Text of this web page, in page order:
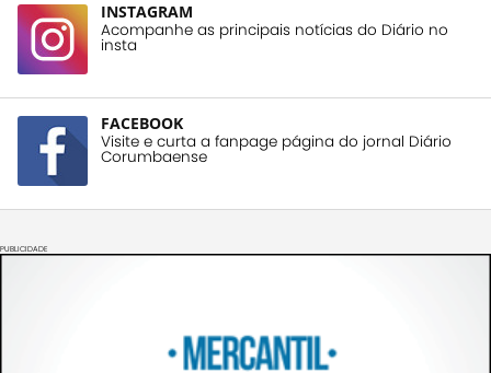
INSTAGRAM
Acompanhe as principais notícias do Diário no
insta
FACEBOOK
Visite e curta a fanpage página do jornal Diário
Corumbaense
PUBLICIDADE